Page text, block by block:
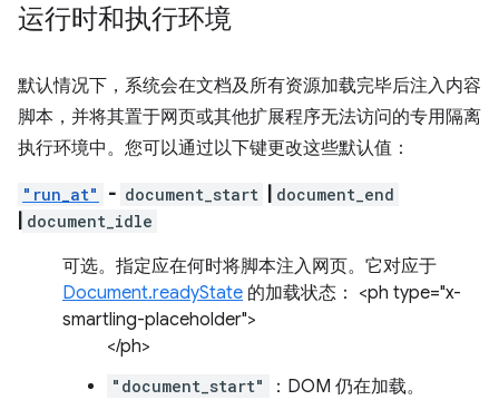
运行时和执行环境
默认情况下，系统会在文档及所有资源加载完毕后注入内容
脚本，并将其置于网页或其他扩展程序无法访问的专用隔离
执行环境中。您可以通过以下键更改这些默认值：
"run_at" - document_start document_end
document_idle
可选。 指定应在何时将脚本注入网页。它对应于
Document.readyState 的加载状态： <ph type="x-
smartling-placeholder">
</ph>
"document_start" ：DOM 仍在加载。